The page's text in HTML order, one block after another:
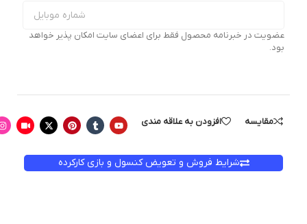
عضویت در خبرنامه محصول فقط برای اعضای سایت امکان پذیر خواهد
بود.
مقایسه افزودن به علاقه مندی
شرایط فروش و تعویض کنسول و بازی کارکرده